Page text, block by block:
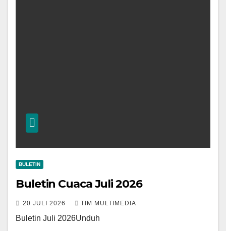
BULETIN
Buletin Cuaca Juli 2026
20 JULI 2026 TIM MULTIMEDIA
Buletin Juli 2026Unduh